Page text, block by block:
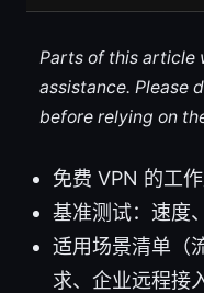
Parts of this article
assistance. Please
before relying on
免费 VPN 的工
基准测试：速度
适用场景清单（
求、企业远程接